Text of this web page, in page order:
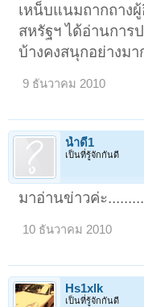
เหน็บแนมถากถาง
สหรัฐฯ ได้อ่านการ
บ้างคงสนุกอย่างมา
9 ธันวาคม 2010
น้ำดี1
เป็นที่รู้จักกันดี
มาอ่านข่าวค่ะ
10 ธันวาคม 2010
Hs1xlk
เป็นที่รู้จักกันดี